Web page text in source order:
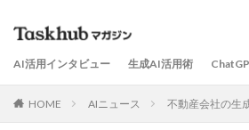
AI活用インタビュー 生成AI活用術
HOME AIニュース 不動産会社の生